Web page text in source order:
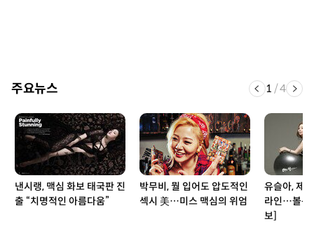
주요뉴스 1 /4
낸시랭, 맥심 화보 태국판 진
출 “치명적인 아름다움”
박무비, 뭘 입어도 압도적인
섹시 美…미스 맥심의 위엄
유슬아, 제
라인…볼륨
보]